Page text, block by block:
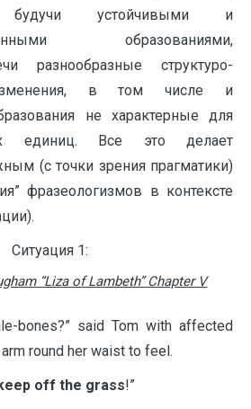
будучи устойчивыми и
образованиями,
разнообразные структуро-
изменения, в том числе и
не характерные для
единиц. Все это делает
(с точки зрения прагматики)
фразеологизмов в контексте
Ситуация 1:
“Liza of Lambeth” Chapter V
bones?” said Tom with affected
round her waist to feel.
off the grass!”